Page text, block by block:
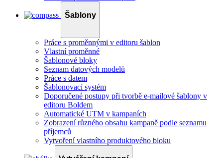
Šablony
Práce s proměnnými v editoru šablon
Vlastní proměnné
Šablonové bloky
Seznam datových modelů
Práce s datem
Šablonovací systém
Doporučené postupy při tvorbě e-mailové šablony v
editoru Boldem
Automatické UTM v kampaních
Zobrazení různého obsahu kampaně podle seznamu
příjemců
Vytvoření vlastního produktového bloku